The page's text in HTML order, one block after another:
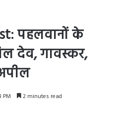
पहलवानों के
देव, गावस्कर,
PM 2 minutes read